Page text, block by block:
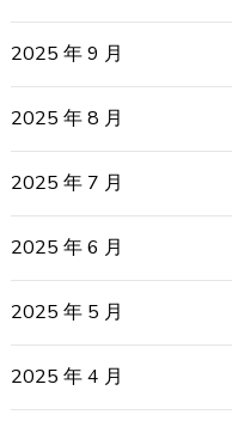
2025 年 9 月
2025 年 8 月
2025 年 7 月
2025 年 6 月
2025 年 5 月
2025 年 4 月